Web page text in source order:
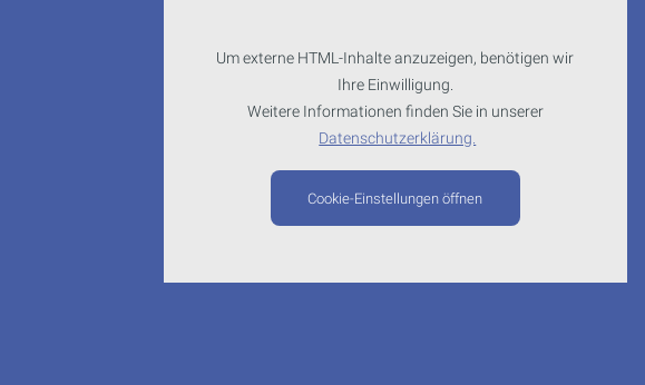
Um externe HTML-Inhalte anzuzeigen, benötigen wir
Ihre Einwilligung.
Weitere Informationen finden Sie in unserer
Datenschutzerklärung.
Cookie-Einstellungen öffnen